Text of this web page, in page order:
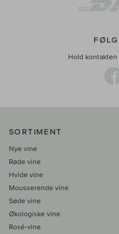
Hold
SORTIMENT
Nye vine
Røde vine
Hvide vine
Mousserende vine
Søde vine
Økologiske vine
Rosé-vine